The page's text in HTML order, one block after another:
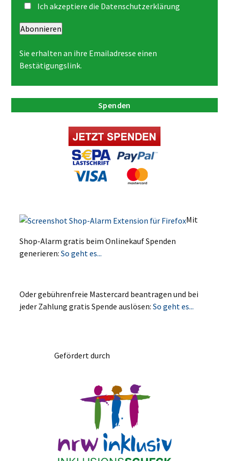
Ich akzeptiere die Datenschutzerklärung
Abonnieren
Sie erhalten an ihre Emailadresse einen
Bestätigungslink.
Spenden
Mit
Shop-Alarm gratis beim Onlinekauf Spenden
generieren:So geht es...
Oder gebührenfreie Mastercard beantragen und bei
jeder Zahlung gratis Spende auslösen:So geht es...
Gefördert durch